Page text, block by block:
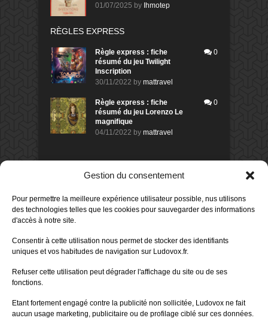
Gestion du consentement
Pour permettre la meilleure expérience utilisateur possible, nus utilisons
des technologies telles que les cookies pour sauvegarder des informations
d'accès à notre site.
Consentir à cette utilisation nous permet de stocker des identifiants
uniques et vos habitudes de navigation sur Ludovox.fr.
Refuser cette utilisation peut dégrader l'affichage du site ou de ses
fonctions.
Etant fortement engagé contre la publicité non sollicitée, Ludovox ne fait
aucun usage marketing, publicitaire ou de profilage ciblé sur ces données.
01/07/2025 by Ihmotep
RÈGLES EXPRESS
Règle express : fiche
résumé du jeu Twilight
Inscription
30/11/2022 by mattravel
0
Règle express : fiche
résumé du jeu Lorenzo Le
magnifique
04/11/2022 by mattravel
0
DERNIERS AVIS DES MEMBRES
Avis de
Sur le jeu Collect!
il y a 1 jour
Avis demorlockbob
Sur le jeu Detective Box - Ciao
Publié leil y a 3 jours
80%
Sur le jeu Detective Box - Ciao
Bella